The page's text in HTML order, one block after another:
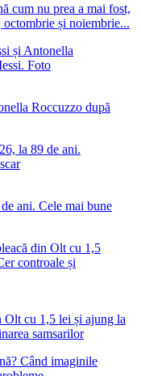
cum nu prea a mai fost,
și noiembrie...
Roccuzzo după
ani. Cele mai bune
cu 1,5 lei și ajung la
samsarilor